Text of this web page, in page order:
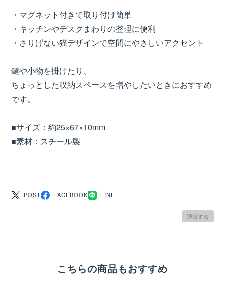
・マグネット付きで取り付け簡単
・キッチンやデスクまわりの整理に便利
・さりげない猫デザインで空間にやさしいアクセント
鍵や小物を掛けたり、
ちょっとした収納スペースを増やしたいときにおすすめ
です。
■サイズ：約25×67×10mm
■素材：スチール製
POST FACEBOOK LINE
通報する
こちらの商品もおすすめ